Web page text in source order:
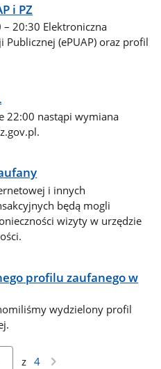
i PZ
20:30 Elektroniczna
Publicznej (ePUAP) oraz profil
22:00 nastąpi wymiana
i innych
będą mogli
wizyty w urzędzie
profilu zaufanego w
wydzielony profil
z 4